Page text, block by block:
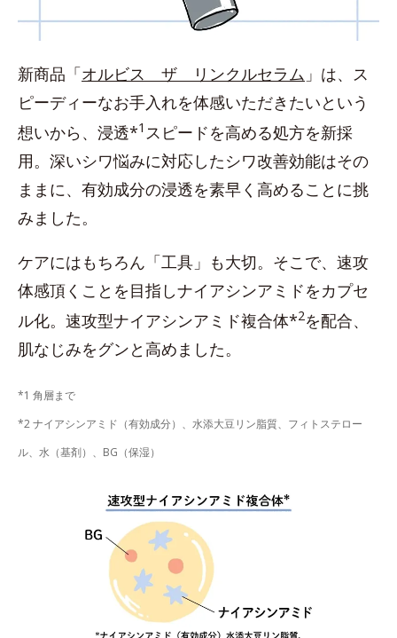
新商品「オルビス ザ リンクルセラム 」は、ス
ピーディーなお手入れを体感いただきたいという
想いから、浸透*1 スピードを高める処方を新採
用。深いシワ悩みに対応したシワ改善効能はその
ままに、有効成分の浸透を素早く高めることに挑
みました。
ケアにはもちろん「工具」も大切。そこで、速攻
体感頂くことを目指しナイアシンアミドをカプセ
ル化。速攻型ナイアシンアミド複合体*2を配合、
肌なじみをグンと高めました。
*1 角層まで
*2 ナイアシンアミド（有効成分）、水添大豆リン脂質、フィトステロー
ル、水（基剤）、BG（保湿）